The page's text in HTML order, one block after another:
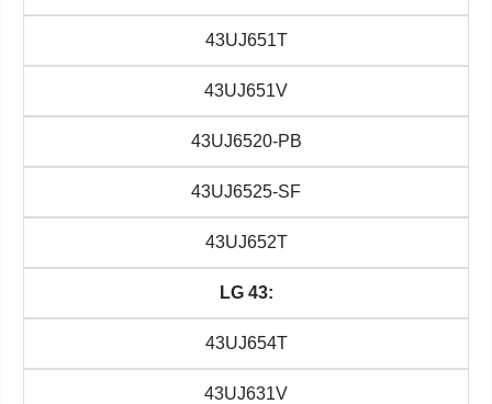
43UJ651T
43UJ651V
43UJ6520-PB
43UJ6525-SF
43UJ652T
LG 43:
43UJ654T
43UJ631V